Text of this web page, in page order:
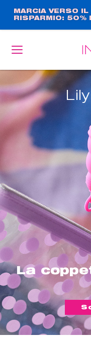
contenuto
principale
MARCIA VERSO IL
RISPARMIO: 50%
FORMATO
La